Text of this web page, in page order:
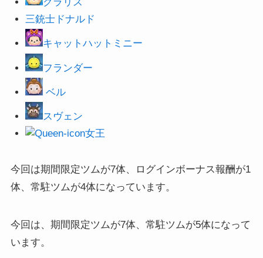
三銃士ドナルド
キャットハットミニー
フランダー
ベル
スヴェン
女王
今回は期間限定ツムが7体、ログインボーナス報酬が1
体、常駐ツムが4体になっています。
今回は、期間限定ツムが7体、常駐ツムが5体になって
います。